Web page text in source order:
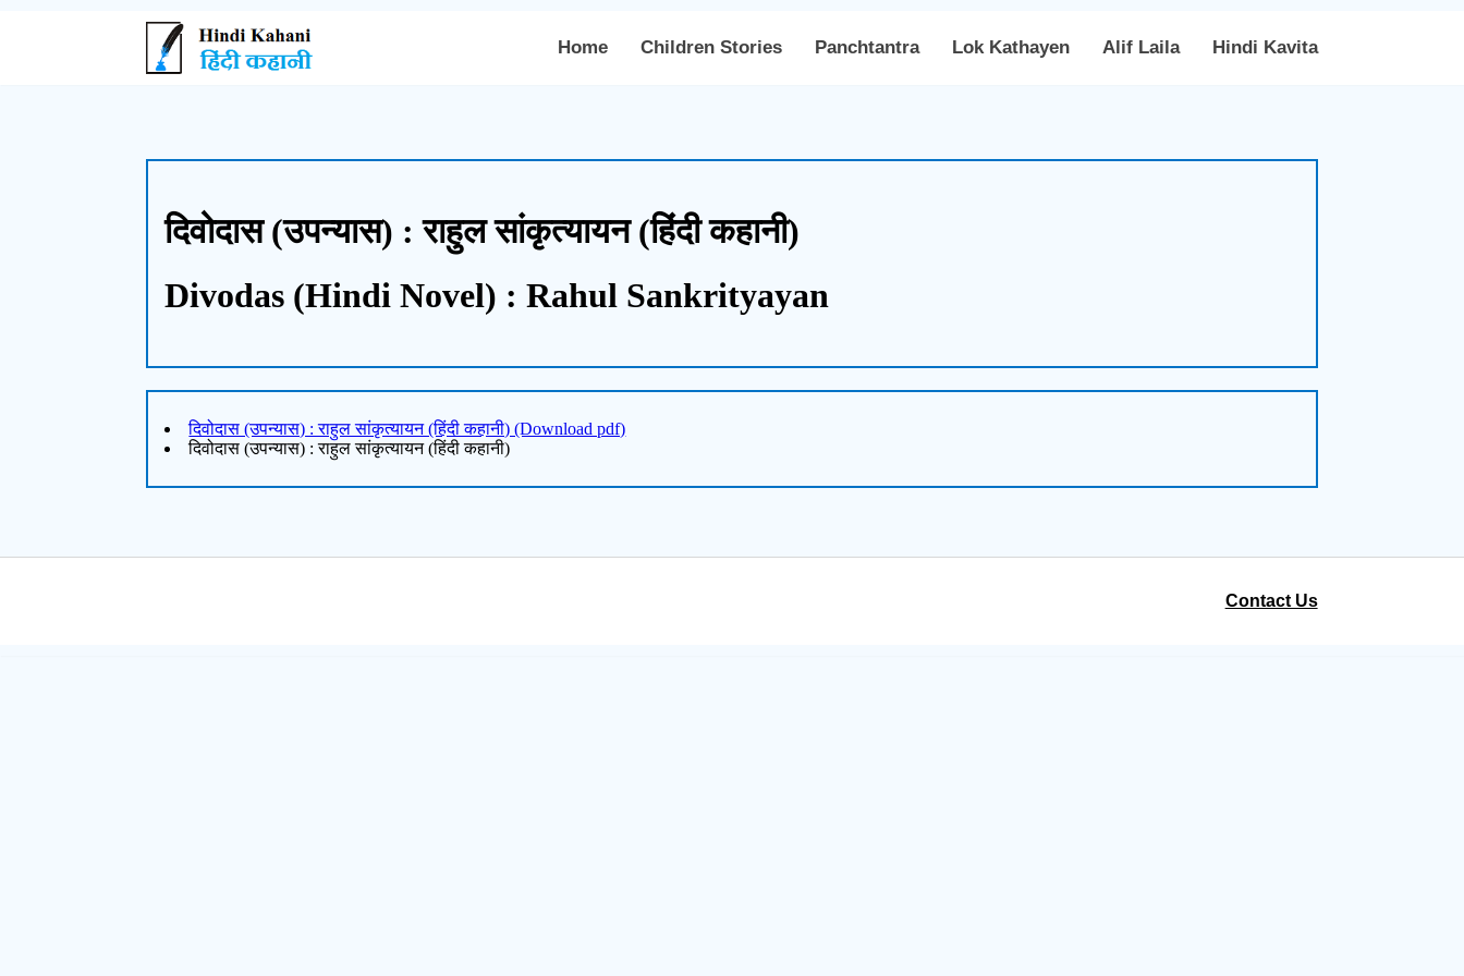
Home Children Stories Panchtantra Lok Kathayen Alif Laila Hindi Kavita
दिवोदास (उपन्यास) : राहुल सांकृत्यायन (हिंदी कहानी)
Divodas (Hindi Novel) : Rahul Sankrityayan
दिवोदास (उपन्यास) : राहुल सांकृत्यायन (हिंदी कहानी) (Download pdf)
दिवोदास (उपन्यास) : राहुल सांकृत्यायन (हिंदी कहानी)
Contact Us